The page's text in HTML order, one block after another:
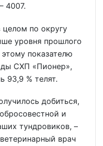
4007.
по округу
уровня прошлого
показателю
СХП «Пионер»,
93,9 % телят.
добиться,
и
тундровиков, –
врач